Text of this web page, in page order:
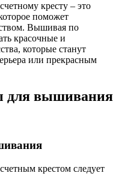
кресту – это
поможет
Вышивая по
красочные и
которые станут
или прекрасным
для вышивания
крестом следует